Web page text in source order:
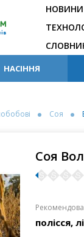
НОВИНИ
НАСІННЯ
Соя
Соя
полісся,